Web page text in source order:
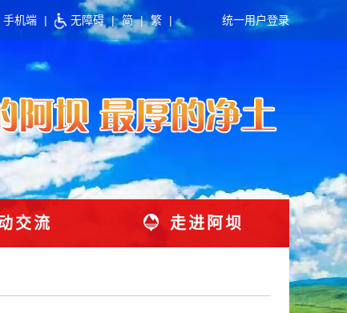
手机端 | 无障碍 | 简 | 繁 | 统一用户登录
交流 走进阿坝